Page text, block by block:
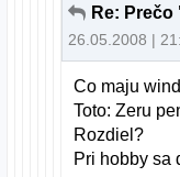
Re:
26.05.2008 |
Co maju
Toto: Zeru
Rozdiel?
Pri hobby sa